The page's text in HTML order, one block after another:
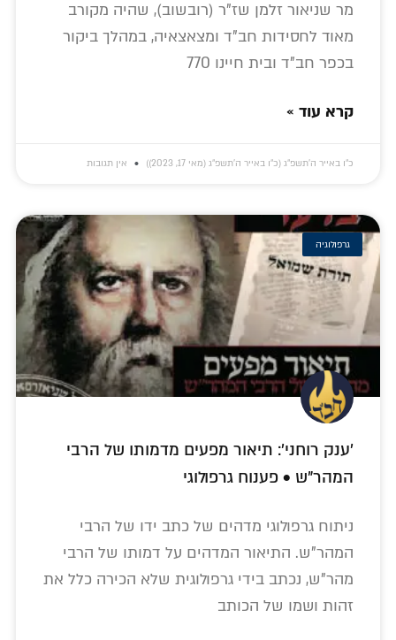
מר שניאור זלמן שז"ר (רובשוב), שהיה מקורב
מאוד לחסידות חב"ד ומצאצאיה, במהלך ביקור
בכפר חב"ד ובית חיינו 770
קרא עוד »
כ״ו באייר ה׳תשפ״ג (כ״ו באייר ה׳תשפ״ג (מאי 17, 2023)) אין תגובות
גרפולוגיה
'ענק רוחני': תיאור מפעים מדמותו של הרבי
המהר"ש • פענוח גרפולוגי
ניתוח גרפולוגי מדהים של כתב ידו של הרבי
המהר"ש. התיאור המדהים על דמותו של הרבי
מהר"ש, נכתב בידי גרפולוגית שלא הכירה כלל את
זהות ושמו של הכותב